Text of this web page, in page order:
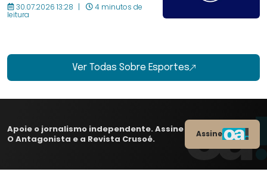
30.07.2026 13:28 4 minutos de
leitura
Ver Todas Sobre Esportes
Apoie o jornalismo independente. Assine
O Antagonista e a Revista Crusoé.
Assine